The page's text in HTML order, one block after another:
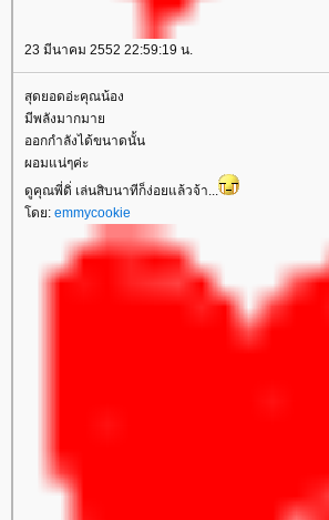
23 มีนาคม 2552 22:59:19 น.
สุดยอดอ่ะคุณน้อง
มีพลังมากมา
ออกกำลังได้ขนาดนั้น
ผอมแน่ๆค่ะ
ดูคุณพี่ดิ่ เล่นสิบนาทีก็ง่อยแล้วจ้า...
ดย: emmycookie